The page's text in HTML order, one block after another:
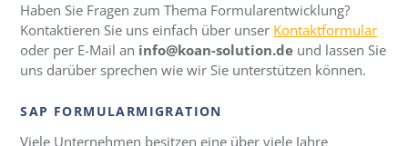
Haben Sie Fragen zum Thema Formularentwicklung?
Kontaktieren Sie uns einfach über unser Kontaktformular
oder per E-Mail an info@koan-solution.de und lassen Sie
uns darüber sprechen wie wir Sie unterstützen können.
SAP FORMULARMIGRATION
Viele Unternehmen besitzen eine über viele Jahre